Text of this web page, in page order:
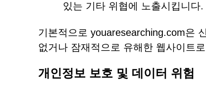
있는 기타 위협에 노출시킵니다.
기본적으로 youaresearching.com은
없거나 잠재적으로 유해한 웹사이트
개인정보 보호 및 데이터 위험